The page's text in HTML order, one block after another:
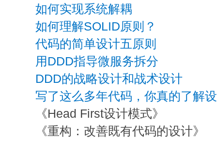
如何实现系统解耦
如何理解SOLID原则？
代码的简单设计五原则
用DDD指导微服务拆分
DDD的战略设计和战术设计
写了这么多年代码，你真的了解
《Head First设计模式》
《重构：改善既有代码的设计》